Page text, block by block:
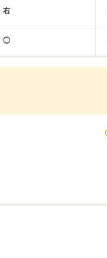
右
◯